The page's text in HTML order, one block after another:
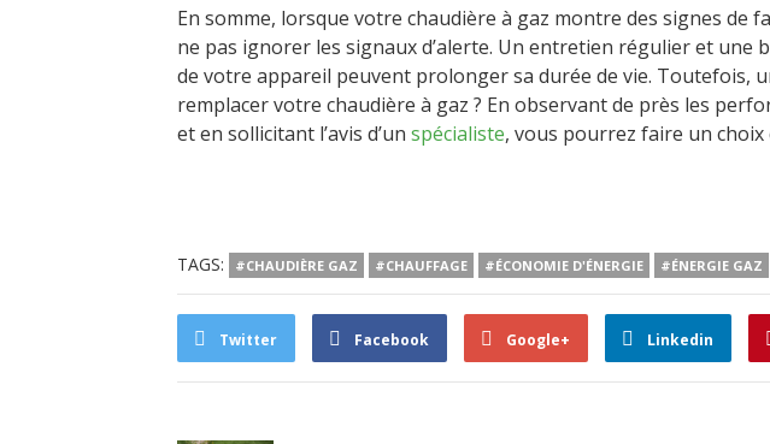
En somme, lorsque votre chaudière à gaz montre des signes de
ne pas ignorer les signaux d’alerte. Un entretien régulier et une
de votre appareil peuvent prolonger sa durée de vie. Toutefois,
remplacer votre chaudière à gaz ? En observant de près les
et en sollicitant l’avis d’un spécialiste, vous pourrez faire un choix
TAGS: #CHAUDIÈRE GAZ #CHAUFFAGE #ÉCONOMIE D'ÉNERGIE #ÉNERGIE GAZ
Twitter Facebook Google+ Linkedin